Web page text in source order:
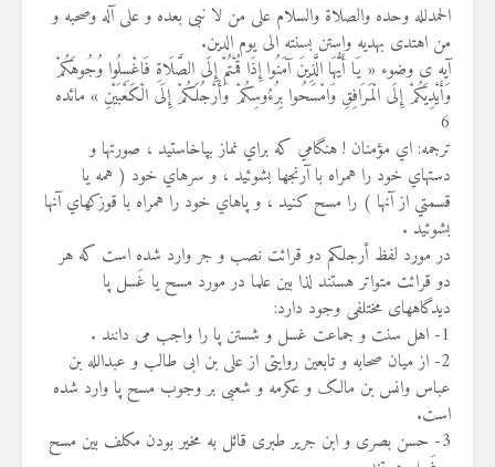
الحمدلله وحده والصلاة والسلام علی من لا نبی بعده و علی آله وصحبه و
من اهتدی بهدیه واستن بسنته الی یوم الدین.
آیه ی وضوء « يَا أَيُّهَا الَّذِينَ آمَنُوا إِذَا قُمْتُمْ إِلَى الصَّلَاةِ فَاغْسِلُوا وُجُوهَكُمْ
وَأَيْدِيَكُمْ إِلَى الْمَرَافِقِ وَامْسَحُوا بِرُءُوسِكُمْ وَأَرْجُلَكُمْ إِلَى الْكَعْبَيْنِ » مائده
6
ترجمه: اي مؤمنان ! هنگامي كه براي نماز بپاخاستيد ، صورتها و
دستهاي خود را همراه با آرنجها بشوئيد ، و سرهاي خود ( همه يا
قسمتي از آنها ) را مسح كنيد ، و پاهاي خود را همراه با قوزكهاي آنها
بشوئيد .
در مورد لفظ أرجلکم دو قرائت نصب و جر وارد شده است که هر
دو قرائت متواتر هستند لذا بین علما در مورد مسح یا غَسل پا
دیدگاههای مختلفی وجود دارد:
1- اهل سنت و جماعت غسل و شستن پا را واجب می دانند .
2- از میان صحابه و تابعین روایتی از علی بن ابی طالب و عبدالله بن
عباس وانس بن مالک و عکرمه و شعبی بر وجوب مسح پا وارد شده
است.
3- حسن بصری و ابن جریر طبری قائل به مخیر بودن مکلف بین مسح